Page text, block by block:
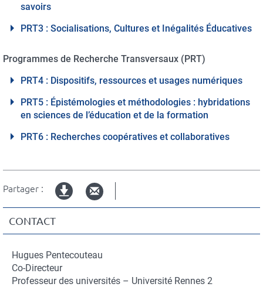
savoirs
PRT3 : Socialisations, Cultures et Inégalités Éducatives
Programmes de Recherche Transversaux (PRT)
PRT4 : Dispositifs, ressources et usages numériques
PRT5 : Épistémologies et méthodologies : hybridations
en sciences de l’éducation et de la formation
PRT6 : Recherches coopératives et collaboratives
Partager :
Version
imprimable
CONTACT
Hugues Pentecouteau
Fonction
du
Co-Directeur
Fonction
Professeur des universités – Université Rennes 2